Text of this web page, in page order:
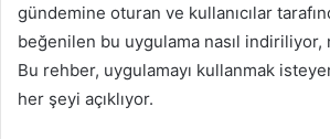
gündemine oturan ve kullanıcılar
beğenilen bu uygulama nasıl indiriliyor,
Bu rehber, uygulamayı kullanmak
her şeyi açıklıyor.